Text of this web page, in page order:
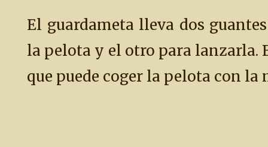
El guardameta lleva dos
la pelota y el otro para lanzarla.
que puede coger la pelota con la